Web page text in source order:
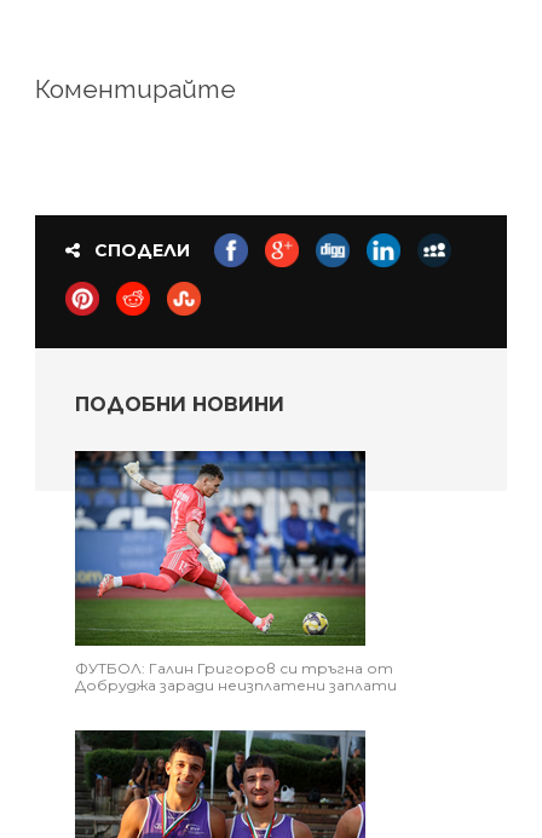
Коментирайте
СПОДЕЛИ
ПОДОБНИ НОВИНИ
ФУТБОЛ: Галин Григоров си тръгна от
Добруджа заради неизплатени заплати